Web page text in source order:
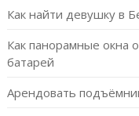
Как найти девушку в
Как панорамные окна
батарей
Арендовать